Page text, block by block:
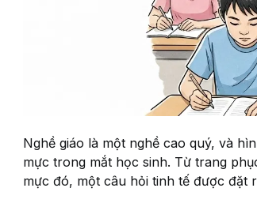
Nghề giáo là một nghề cao quý, và
mực trong mắt học sinh. Từ trang
mực đó, một câu hỏi tinh tế được đặt